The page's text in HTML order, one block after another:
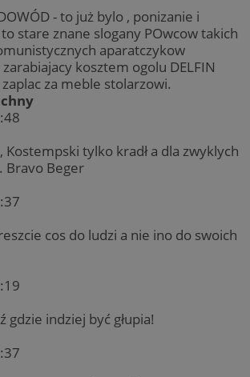
- to już bylo , ponizanie i
stare znane slogany POwcow takich
aparatczykow
kosztem ogolu DELFIN
za meble stolarzowi.
Kostempski tylko kradł a dla zwyklych
Bravo Beger
cos do ludzi a nie ino do swoich
gdzie indziej być głupia!